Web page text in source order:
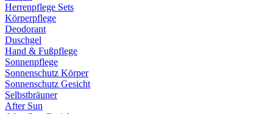
Herrenpflege Sets
Körperpflege
Deodorant
Duschgel
Hand & Fußpflege
Sonnenpflege
Sonnenschutz Körper
Sonnenschutz Gesicht
Selbstbräuner
After Sun